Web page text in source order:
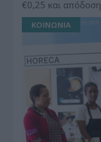
€0,25 και
ΚΟΙΝΩΝΙΑ